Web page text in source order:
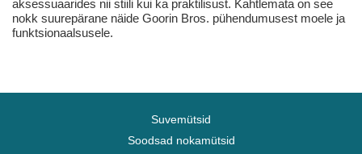
aksessuaarides nii stiili kui ka praktilisust. Kahtlemata on see
nokk suurepärane näide Goorin Bros. pühendumusest moele ja
funktsionaalsusele.
Suvemütsid
Soodsad nokamütsid